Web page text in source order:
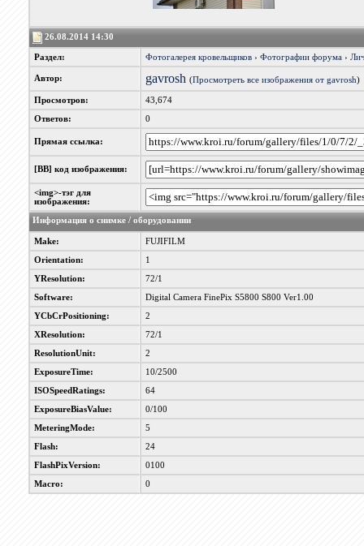
26.08.2014 14:30
Раздел: Фотогалерея кровельщиков› Фотографии форума›
Автор: gavrosh (Просмотреть все изображения от gavrosh)
Просмотров: 43,674
Ответов: 0
Прямая ссылка:
[BB] код изображения:
<img>-тэг для
изображения:
Информация о снимке / оборудовании
Make: FUJIFILM
Orientation: 1
YResolution: 72/1
Software: Digital Camera FinePix S5800 S800 Ver1.00
YCbCrPositioning: 2
XResolution: 72/1
ResolutionUnit: 2
ExposureTime: 10/2500
ISOSpeedRatings: 64
ExposureBiasValue: 0/100
MeteringMode: 5
Flash: 24
FlashPixVersion: 0100
Macro: 0